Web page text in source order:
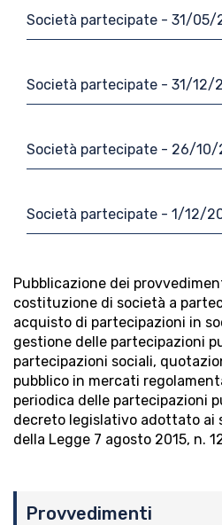
Società partecipate - 31/05/
Società partecipate - 31/12/
Società partecipate - 26/10/
Società partecipate - 1/12/
Pubblicazione dei
costituzione di società a
acquisto di partecipazioni in
gestione delle partecipazioni
partecipazioni sociali,
pubblico in mercati
periodica delle partecipazioni
decreto legislativo adottato ai
della Legge 7 agosto 2015, n.
Provvedimenti